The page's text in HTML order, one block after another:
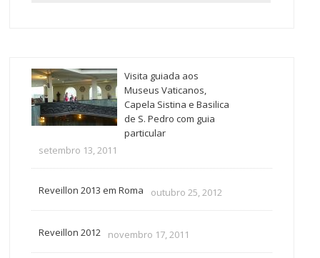
Visita guiada aos
Museus Vaticanos,
Capela Sistina e Basilica
de S. Pedro com guia
particular
setembro 13, 2011
Reveillon 2013 em Roma outubro 25, 2012
Reveillon 2012 novembro 17, 2011